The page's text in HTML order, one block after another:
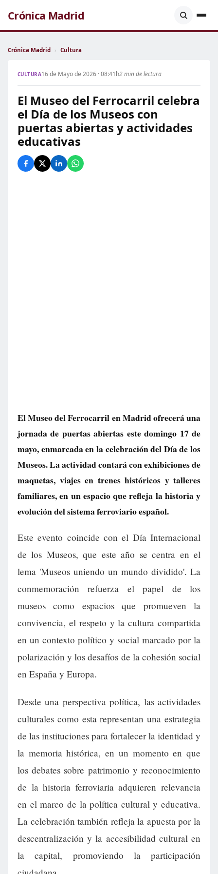
Crónica Madrid
Crónica Madrid › Cultura
CULTURA16 de Mayo de 2026 · 08:41h2 min de lectura
El Museo del Ferrocarril celebra
el Día de los Museos con
puertas abiertas y actividades
educativas
El Museo del Ferrocarril en Madrid ofrecerá una
jornada de puertas abiertas este domingo 17 de
mayo, enmarcada en la celebración del Día de los
Museos. La actividad contará con exhibiciones de
maquetas, viajes en trenes históricos y talleres
familiares, en un espacio que refleja la historia y
evolución del sistema ferroviario español.
Este evento coincide con el Día Internacional
de los Museos, que este año se centra en el
lema 'Museos uniendo un mundo dividido'. La
conmemoración refuerza el papel de los
museos como espacios que promueven la
convivencia, el respeto y la cultura compartida
en un contexto político y social marcado por la
polarización y los desafíos de la cohesión social
en España y Europa.
Desde una perspectiva política, las actividades
culturales como esta representan una estrategia
de las instituciones para fortalecer la identidad y
la memoria histórica, en un momento en que
los debates sobre patrimonio y reconocimiento
de la historia ferroviaria adquieren relevancia
en el marco de la política cultural y educativa.
La celebración también refleja la apuesta por la
descentralización y la accesibilidad cultural en
la capital, promoviendo la participación